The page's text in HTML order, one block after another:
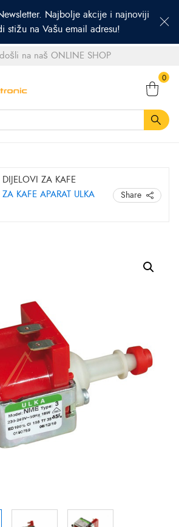
Najbolje akcije i najnoviji
stižu na Vašu email adresu!
na naš ONLINE SHOP
0
DIJELOVI ZA KAFE
ZA KAFE APARAT ULKA
Share